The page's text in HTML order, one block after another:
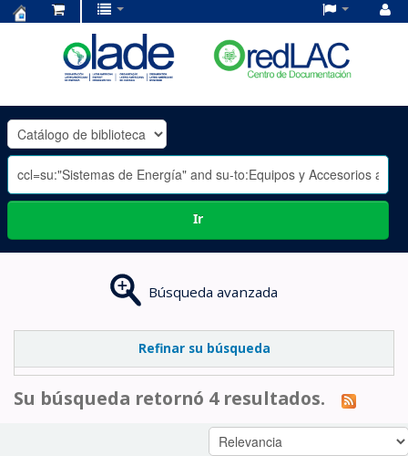
OLADE
-
Ir
Búsqueda avanzada
Refinar su búsqueda
Su búsqueda retornó 4 resultados.